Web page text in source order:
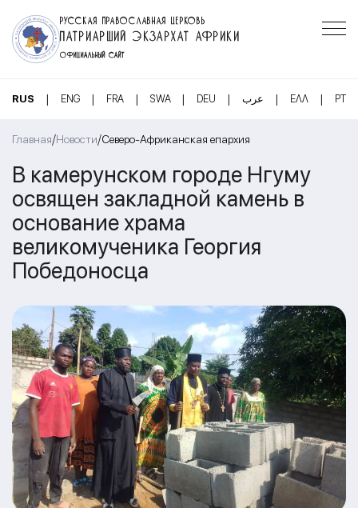
РУССКАЯ ПРАВОСЛАВНАЯ ЦЕРКОВЬ
ПАТРИАРШИЙ ЭКЗАРХАТ АФРИКИ
ОФИЦИАЛЬНЫЙ САЙТ
RUS | ENG | FRA | SWA | DEU | عرب | ΕΛΛ | PT
Главная/Новости/Северо-Африканская епархия
В камерунском городе Нгуму
освящен закладной камень в
основание храма
великомученика Георгия
Победоносца